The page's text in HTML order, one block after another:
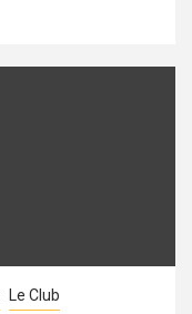
Le Club